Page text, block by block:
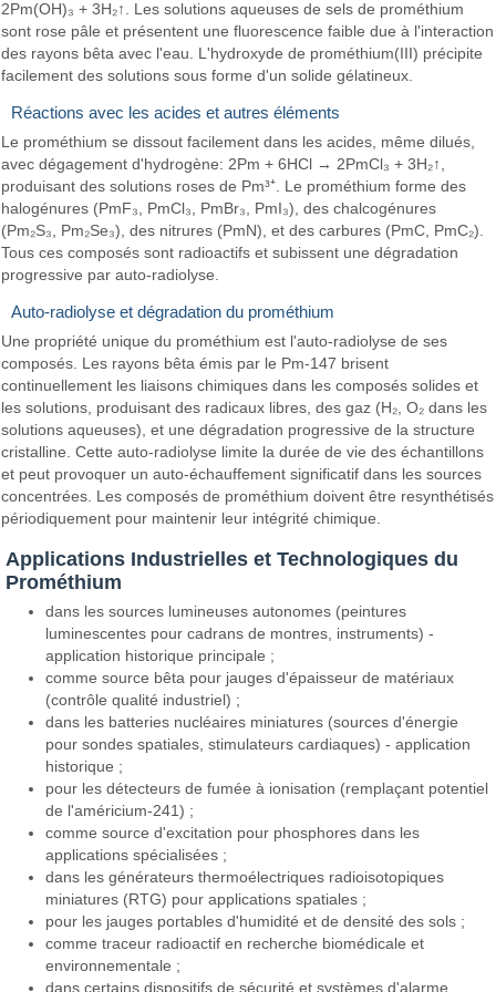
2Pm(OH)₃ + 3H₂↑. Les solutions aqueuses de sels de prométhium
sont rose pâle et présentent une fluorescence faible due à l'interaction
des rayons bêta avec l'eau. L'hydroxyde de prométhium(III) précipite
facilement des solutions sous forme d'un solide gélatineux.
Réactions avec les acides et autres éléments
Le prométhium se dissout facilement dans les acides, même dilués,
avec dégagement d'hydrogène: 2Pm + 6HCl → 2PmCl₃ + 3H₂↑,
produisant des solutions roses de Pm³⁺. Le prométhium forme des
halogénures (PmF₃, PmCl₃, PmBr₃, PmI₃), des chalcogénures
(Pm₂S₃, Pm₂Se₃), des nitrures (PmN), et des carbures (PmC, PmC₂).
Tous ces composés sont radioactifs et subissent une dégradation
progressive par auto-radiolyse.
Auto-radiolyse et dégradation du prométhium
Une propriété unique du prométhium est l'auto-radiolyse de ses
composés. Les rayons bêta émis par le Pm-147 brisent
continuellement les liaisons chimiques dans les composés solides et
les solutions, produisant des radicaux libres, des gaz (H₂, O₂ dans les
solutions aqueuses), et une dégradation progressive de la structure
cristalline. Cette auto-radiolyse limite la durée de vie des échantillons
et peut provoquer un auto-échauffement significatif dans les sources
concentrées. Les composés de prométhium doivent être resynthétisés
périodiquement pour maintenir leur intégrité chimique.
Applications Industrielles et Technologiques du
Prométhium
dans les sources lumineuses autonomes (peintures
luminescentes pour cadrans de montres, instruments) -
application historique principale ;
comme source bêta pour jauges d'épaisseur de matériaux
(contrôle qualité industriel) ;
dans les batteries nucléaires miniatures (sources d'énergie
pour sondes spatiales, stimulateurs cardiaques) - application
historique ;
pour les détecteurs de fumée à ionisation (remplaçant potentiel
de l'américium-241) ;
comme source d'excitation pour phosphores dans les
applications spécialisées ;
dans les générateurs thermoélectriques radioisotopiques
miniatures (RTG) pour applications spatiales ;
pour les jauges portables d'humidité et de densité des sols ;
comme traceur radioactif en recherche biomédicale et
environnementale ;
dans certains dispositifs de sécurité et systèmes d'alarme